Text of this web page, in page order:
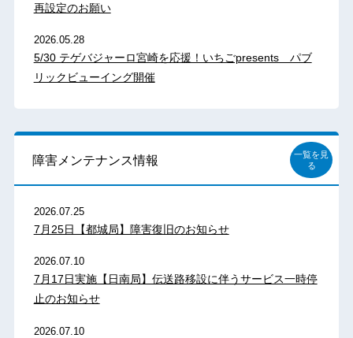
再設定のお願い
2026.05.28
5/30 テゲバジャーロ宮崎を応援！いちごpresents パブ
リックビューイング開催
障害メンテナンス情報
一覧を見
る
2026.07.25
7月25日【都城局】障害復旧のお知らせ
2026.07.10
7月17日実施【日南局】伝送路移設に伴うサービス一時停
止のお知らせ
2026.07.10